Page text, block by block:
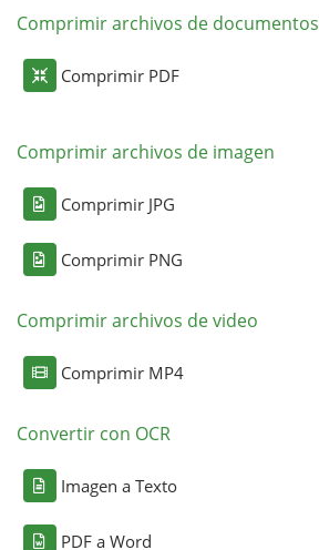
Comprimir archivos de documentos
Comprimir PDF
Comprimir archivos de imagen
Comprimir JPG
Comprimir PNG
Comprimir archivos de video
Comprimir MP4
Convertir con OCR
Imagen a Texto
PDF a Word